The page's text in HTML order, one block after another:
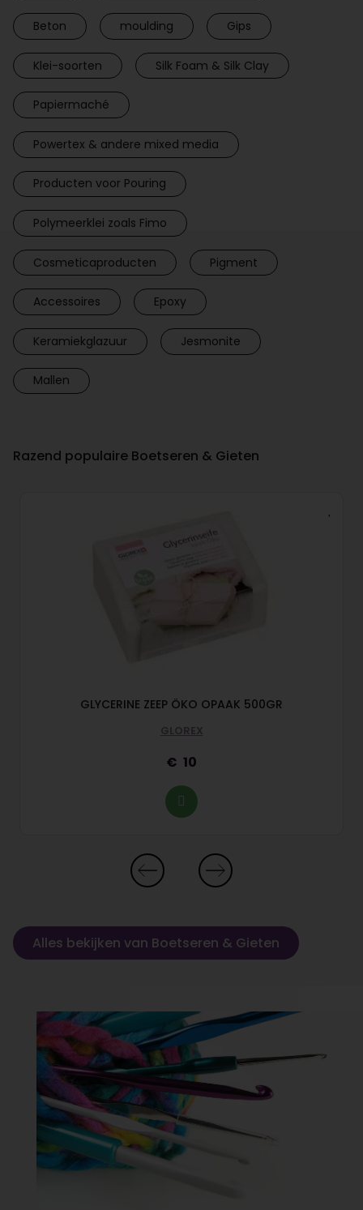
Beton moulding Gips
Klei-soorten Silk Foam & Silk Clay
Papiermaché
Powertex & andere mixed media
Producten voor Pouring
Polymeerklei zoals Fimo
Cosmeticaproducten Pigment
Accessoires Epoxy
Keramiekglazuur Jesmonite
Mallen
Razend populaire Boetseren & Gieten
GLYCERINE ZEEP ÖKO OPAAK 500GR
GLOREX
10
Alles bekijken van Boetseren & Gieten